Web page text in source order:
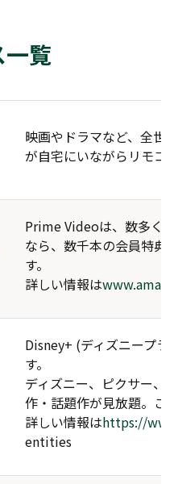
覧
映画やドラマなど、全世
が自宅にいながらリモコ
Prime Videoは、数多く
なら、数千本の会員特典
す。
詳しい情報は
Disney+ (ディズニープ
す。
ディズニー、ピクサー、
作・話題作が見放題。こ
詳しい情報はhttps://
entities